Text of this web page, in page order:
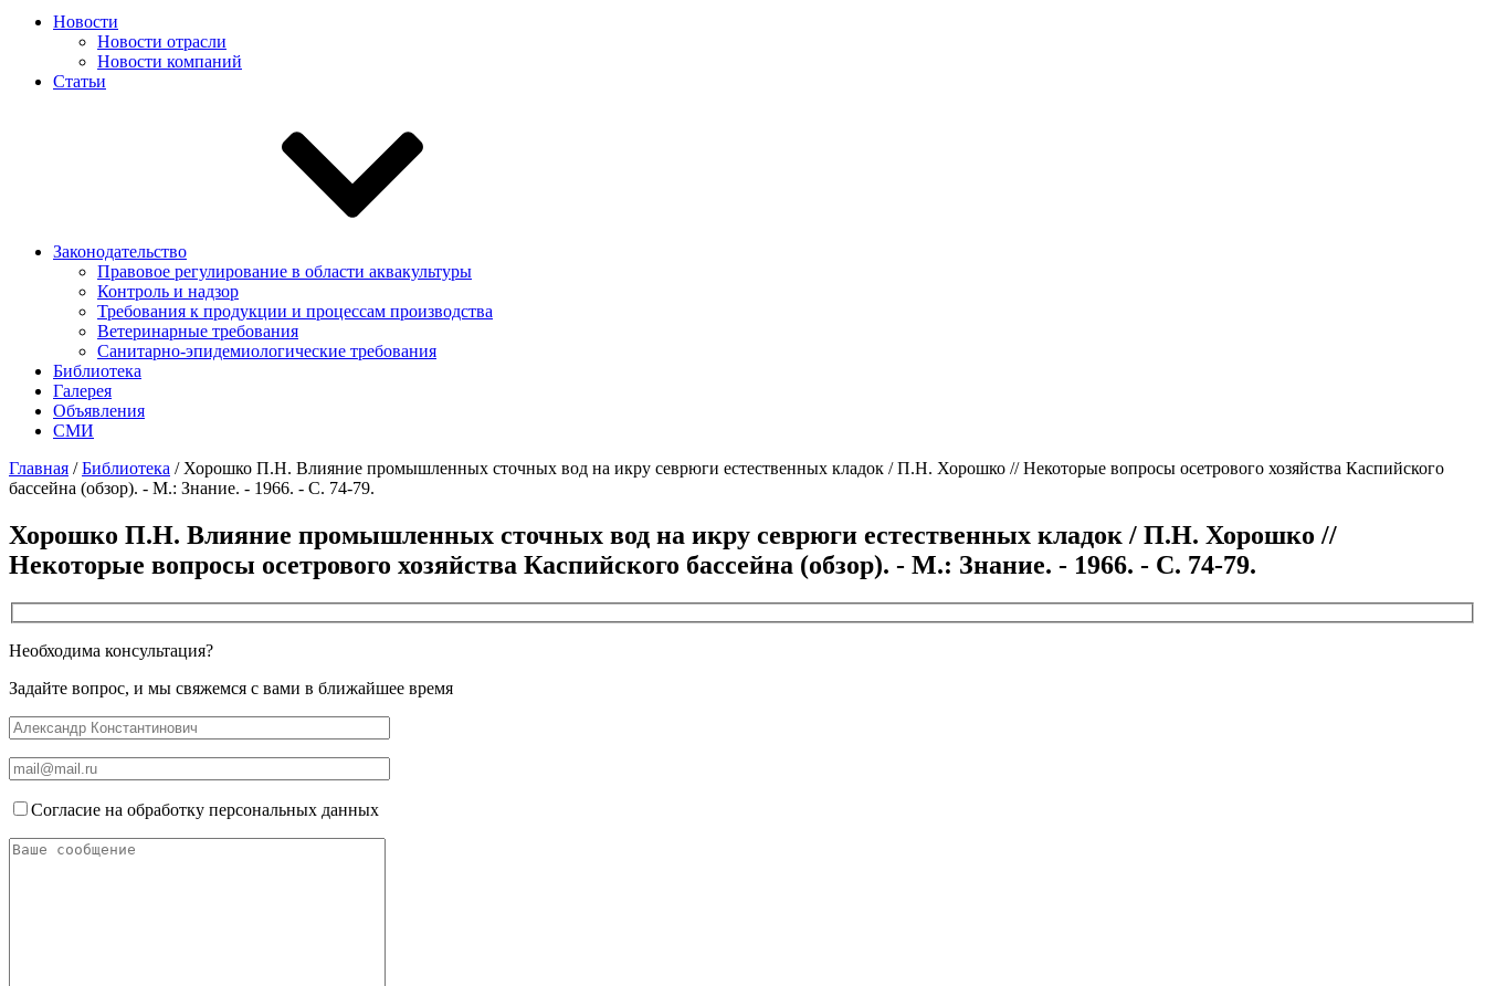
Новости
Новости отрасли
Новости компаний
Статьи
Законодательство
Правовое регулирование в области аквакультуры
Контроль и надзор
Требования к продукции и процессам производства
Ветеринарные требования
Санитарно-эпидемиологические требования
Библиотека
Галерея
Объявления
СМИ
Главная /Библиотека / Хорошко П.Н. Влияние промышленных сточных вод на икру севрюги естественных кладок / П.Н. Хорошко // Некоторые вопросы осетрового хозяйства Каспийского
бассейна (обзор). - М.: Знание. - 1966. - С. 74-79.
Хорошко П.Н. Влияние промышленных сточных вод на икру севрюги естественных кладок / П.Н. Хорошко //
Некоторые вопросы осетрового хозяйства Каспийского бассейна (обзор). - М.: Знание. - 1966. - С. 74-79.
Необходима консультация?
Задайте вопрос, и мы свяжемся с вами в ближайшее время
Согласие на обработку персональных данных